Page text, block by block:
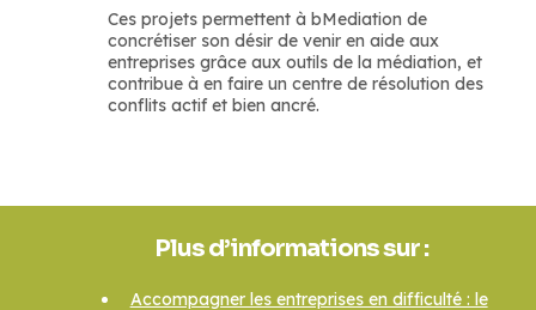
Ces projets permettent à bMediation de
concrétiser son désir de venir en aide aux
entreprises grâce aux outils de la médiation, et
contribue à en faire un centre de résolution des
conflits actif et bien ancré.
Plus d’informations sur :
Accompagner les entreprises en difficulté : le